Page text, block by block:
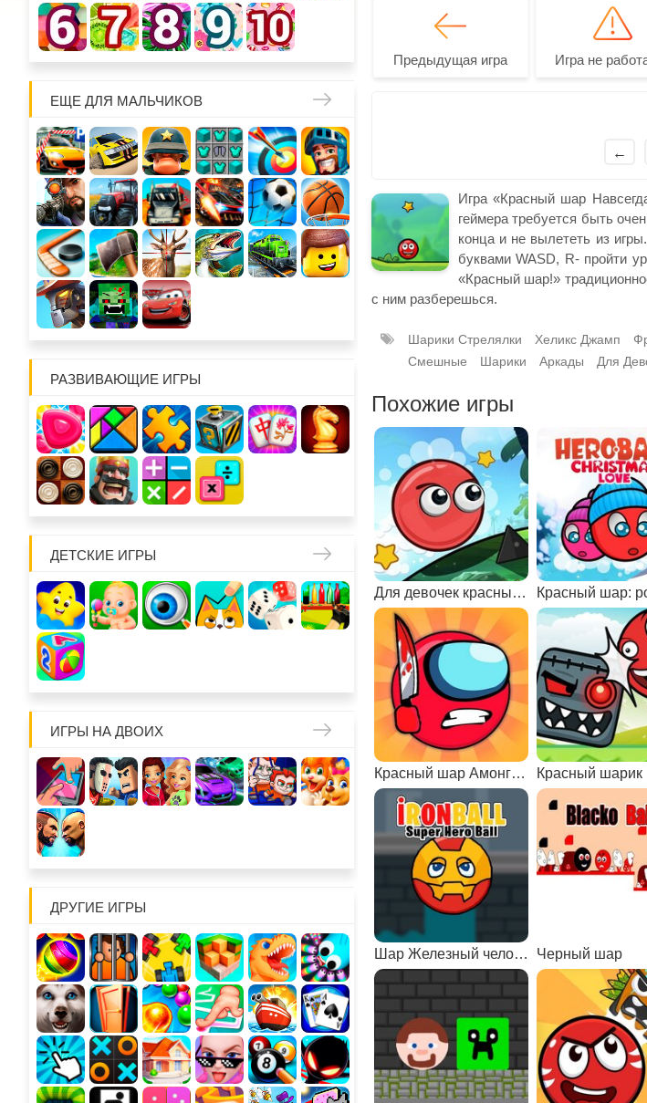
ЕЩЕ ДЛЯ МАЛЬЧИКОВ
РАЗВИВАЮЩИЕ ИГРЫ
ДЕТСКИЕ ИГРЫ
ИГРЫ НА ДВОИХ
ДРУГИЕ ИГРЫ
Предыдущая игра Игра не
←
Игра «Красный шар
геймера требуется быть
конца и не вылететь из
буквами WASD, R- пройти
«Красный шар!»
с ним разберешься.
Шарики Стрелялки Хеликс Джамп
Смешные
Шарики Аркады Для
Похожие игры
Для девочек красный шар
Красный шар Амонг Ас Красный шарик
Шар Железный человек Черный шар